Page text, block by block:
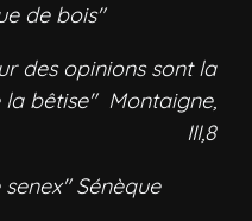
de bois"
des opinions sont la
la bêtise" Montaigne,
III,8
Sénèque